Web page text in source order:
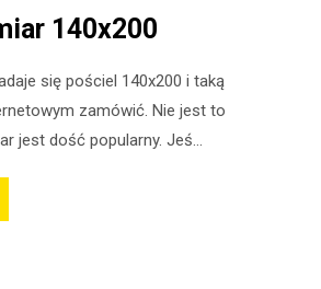
140x200
się pościel 140x200 i taką
zamówić. Nie jest to
jest dość popularny. Jeś...